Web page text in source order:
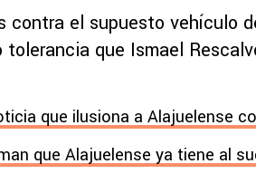
contra el supuesto vehículo
que Ismael
que ilusiona a Alajuelense
que Alajuelense ya tiene al